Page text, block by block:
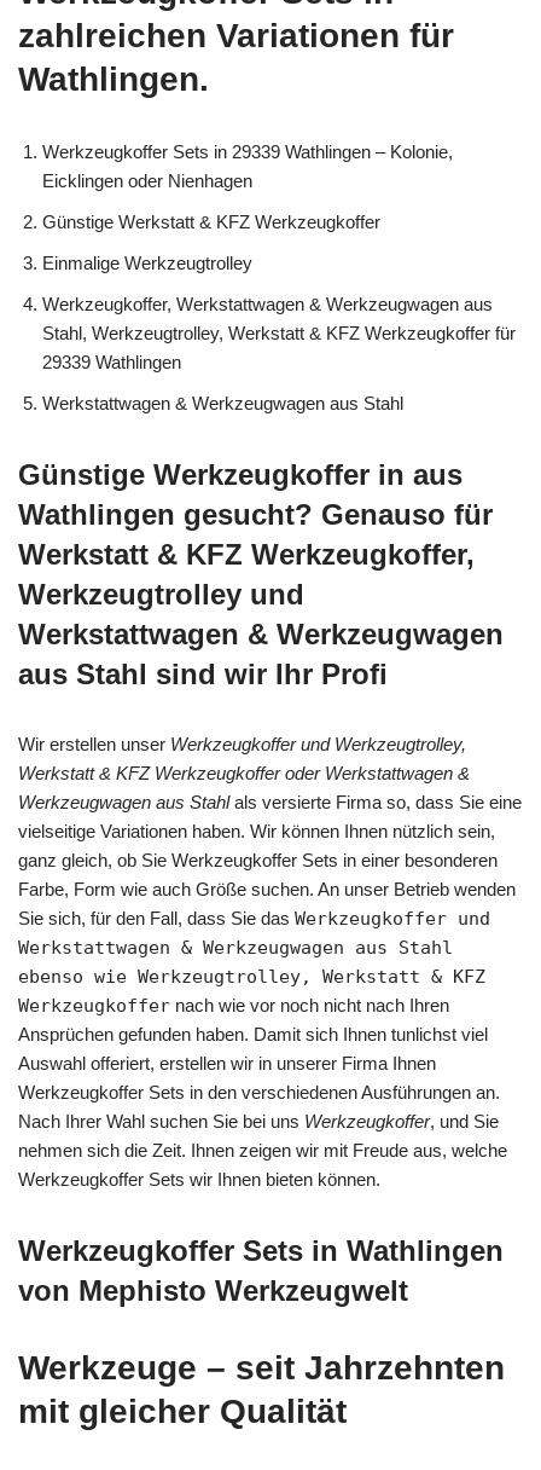
zahlreichen Variationen für
Wathlingen.
Werkzeugkoffer Sets in 29339 Wathlingen – Kolonie,
Eicklingen oder Nienhagen
Günstige Werkstatt & KFZ Werkzeugkoffer
Einmalige Werkzeugtrolley
Werkzeugkoffer, Werkstattwagen & Werkzeugwagen aus
Stahl, Werkzeugtrolley, Werkstatt & KFZ Werkzeugkoffer für
29339 Wathlingen
Werkstattwagen & Werkzeugwagen aus Stahl
Günstige Werkzeugkoffer in aus
Wathlingen gesucht? Genauso für
Werkstatt & KFZ Werkzeugkoffer,
Werkzeugtrolley und
Werkstattwagen & Werkzeugwagen
aus Stahl sind wir Ihr Profi
Wir erstellen unser Werkzeugkoffer und Werkzeugtrolley,
Werkstatt & KFZ Werkzeugkoffer oder Werkstattwagen &
Werkzeugwagen aus Stahlals versierte Firma so, dass Sie eine
vielseitige Variationen haben. Wir können Ihnen nützlich sein,
ganz gleich, ob Sie Werkzeugkoffer Sets in einer besonderen
Farbe, Form wie auch Größe suchen. An unser Betrieb wenden
Sie sich, für den Fall, dass Sie das Werkzeugkoffer und
Werkstattwagen & Werkzeugwagen aus Stahl
ebenso wie Werkzeugtrolley, Werkstatt & KFZ
Werkzeugkoffer nach wie vor noch nicht nach Ihren
Ansprüchen gefunden haben. Damit sich Ihnen tunlichst viel
Auswahl offeriert, erstellen wir in unserer Firma Ihnen
Werkzeugkoffer Sets in den verschiedenen Ausführungen an.
Nach Ihrer Wahl suchen Sie bei uns Werkzeugkoffer, und Sie
nehmen sich die Zeit. Ihnen zeigen wir mit Freude aus, welche
Werkzeugkoffer Sets wir Ihnen bieten können.
Werkzeugkoffer Sets in Wathlingen
von Mephisto Werkzeugwelt
Werkzeuge – seit Jahrzehnten
mit gleicher Qualität